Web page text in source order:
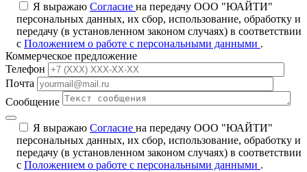
Я выражаю Согласие на передачу ООО "ЮАЙТИ"
персональных данных, их сбор, использование, обработку и
передачу (в установленном законом случаях) в соответствии
с Положением о работе с персональными данными .
Коммерческое предложение
Телефон
Почта
Сообщение
Я выражаю Согласие на передачу ООО "ЮАЙТИ"
персональных данных, их сбор, использование, обработку и
передачу (в установленном законом случаях) в соответствии
с Положением о работе с персональными данными .